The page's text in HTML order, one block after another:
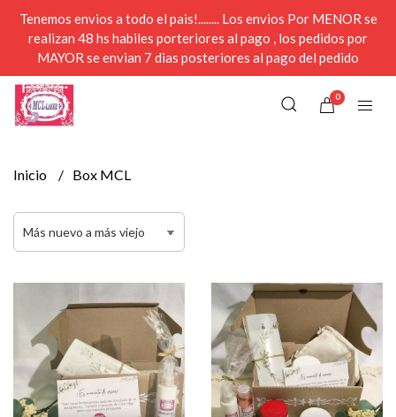
Tenemos envios a todo el pais!........ Los envios Por MENOR se
realizan 48 hs habiles porteriores al pago , los pedidos por
MAYOR se envian 7 dias posteriores al pago del pedido
0
Inicio Box MCL